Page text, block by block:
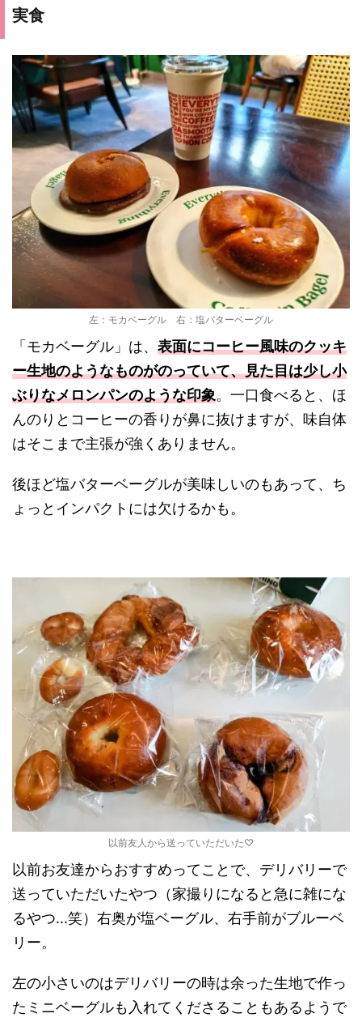
実食
左：モカベーグル 右：塩バターベーグル
「モカベーグル」は、 表面にコーヒー風味のクッキ
ー生地のようなものがのっていて、見た目は少し小
ぶりなメロンパンのような印象。一口食べると、ほ
んのりとコーヒーの香りが鼻に抜けますが、味自体
はそこまで主張が強くありません。
後ほど塩バターベーグルが美味しいのもあって、ち
ょっとインパクトには欠けるかも。
以前友人から送っていただいた♡
以前お友達からおすすめってことで、デリバリーで
送っていただいたやつ（家撮りになると急に雑にな
るやつ...笑）右奥が塩ベーグル、右手前がブルーベ
リー。
左の小さいのはデリバリーの時は余った生地で作っ
たミニベーグルも入れてくださることもあるようで